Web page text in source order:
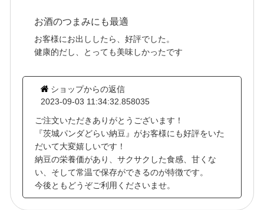
お酒のつまみにも最適
お客様にお出ししたら、好評でした。
健康的だし、とっても美味しかったです
ショップからの返信
2023-09-03 11:34:32.858035
ご注文いただきありがとうございます！
『茨城パンダどらい納豆』がお客様にも好評をいた
だいて大変嬉しいです！
納豆の栄養価があり、サクサクした食感、甘くな
い、そして常温で保存ができるのが特徴です。
今後ともどうぞご利用くださいませ。